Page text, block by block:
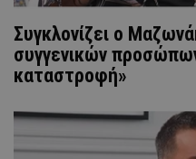
Συγκλονίζει ο
συγγενικών
καταστροφή»